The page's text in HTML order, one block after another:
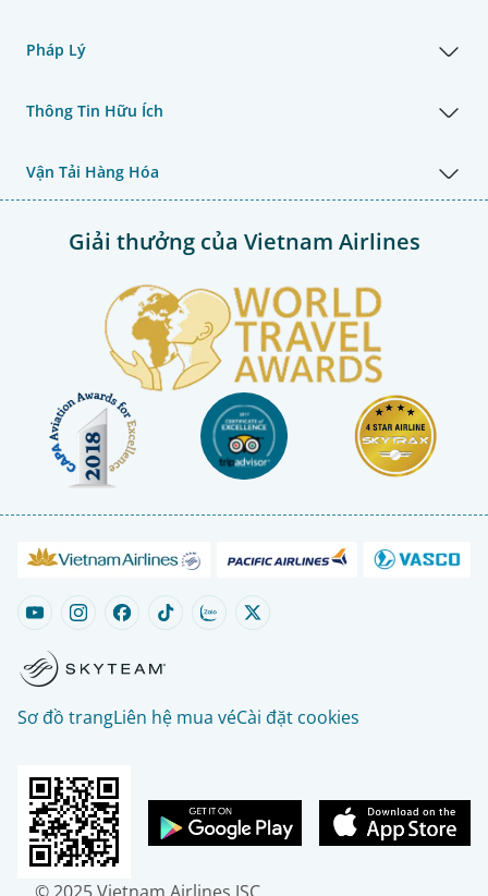
Pháp Lý
Thông Tin Hữu Ích
Vận Tải Hàng Hóa
Giải thưởng của Vietnam Airlines
Sơ đồ trangLiên hệ mua véCài đặt cookies